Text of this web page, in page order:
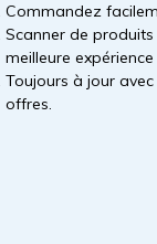
Commandez
Scanner de
meilleure expérience
Toujours à jour
offres.